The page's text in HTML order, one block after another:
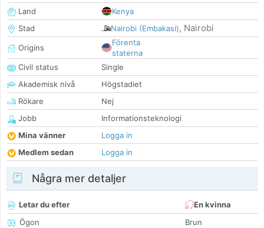
Land
Kenya
Stad
Nairobi (Embakasi), Nairobi
Origins
Förenta
staterna
Civil status
Single
Akademisk nivå
Högstadiet
Rökare
Nej
Jobb
Informationsteknologi
Mina vänner
Logga in
Medlem sedan
Logga in
Några mer detaljer
Letar du efter
En kvinna
Ögon
Brun